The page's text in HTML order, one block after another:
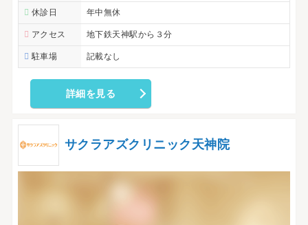
休診日 年中無休
アクセス 地下鉄天神駅から３分
駐車場 記載なし
詳細を見る
サクラアズクリニック天神院